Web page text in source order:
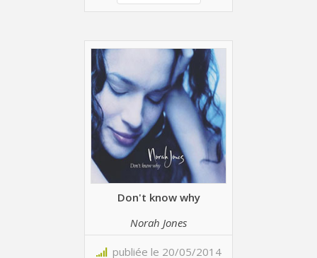
Don't know why
Norah Jones
publiée le 20/05/2014